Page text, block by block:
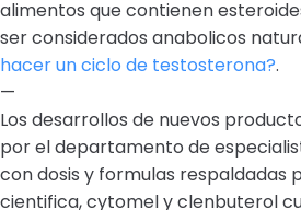
alimentos que contienen
ser considerados anabolicos
hacer un ciclo de testosterona?.
—
Los desarrollos de nuevos
por el departamento de
con dosis y formulas respaldadas
cientifica, cytomel y clenbuterol